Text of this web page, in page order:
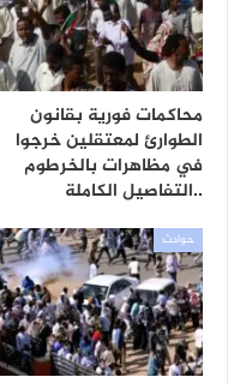
محاكمات فورية بقانون
الطوارئ لمعتقلين خرجوا
في مظاهرات بالخرطوم
..التفاصيل الكاملة
حوادث